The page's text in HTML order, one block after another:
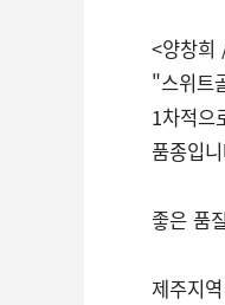
<양창희
"스위트
1차적으
품종입
좋은 품
제주지